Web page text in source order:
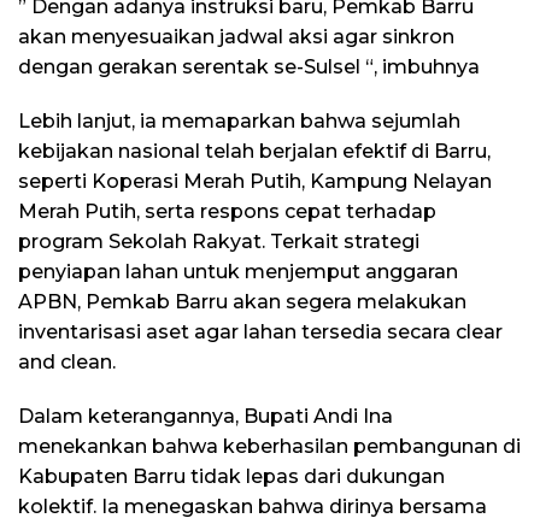
” Dengan adanya instruksi baru, Pemkab Barru
akan menyesuaikan jadwal aksi agar sinkron
dengan gerakan serentak se-Sulsel “, imbuhnya
Lebih lanjut, ia memaparkan bahwa sejumlah
kebijakan nasional telah berjalan efektif di Barru,
seperti Koperasi Merah Putih, Kampung Nelayan
Merah Putih, serta respons cepat terhadap
program Sekolah Rakyat. Terkait strategi
penyiapan lahan untuk menjemput anggaran
APBN, Pemkab Barru akan segera melakukan
inventarisasi aset agar lahan tersedia secara clear
and clean.
Dalam keterangannya, Bupati Andi Ina
menekankan bahwa keberhasilan pembangunan di
Kabupaten Barru tidak lepas dari dukungan
kolektif. Ia menegaskan bahwa dirinya bersama